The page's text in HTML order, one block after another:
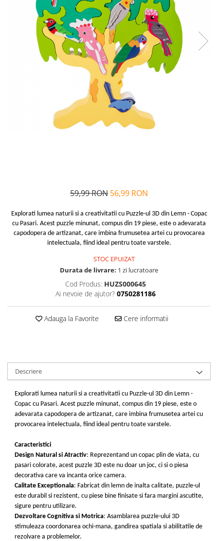
Alfabet si matematica
Jocuri de memorie si inteligenta
Seria Lectia de sanatate
Editura Litera
Editura Galaxia Copiilor
Colectia PIXI
Pisicile Războinice
Colectia Micul Paianjen Firicel
Atlase Enciclopedii
59,99 RON 56,99 RON
Explorati lumea naturii si a creativitatii cu Puzzle-ul 3D din Lemn - Copac
cu Pasari. Acest puzzle minunat, compus din 19 piese, este o adevarata
capodopera de artizanat, care imbina frumusetea artei cu provocarea
intelectuala, fiind ideal pentru toate varstele.
STOC EPUIZAT
Durata de livrare: 1 zi lucratoare
Cod Produs: HUZS000645
Ai nevoie de ajutor? 0750281186
Adauga la Favorite Cere informatii
Descriere
Explorati lumea naturii si a creativitatii cu Puzzle-ul 3D din Lemn -
Copac cu Pasari. Acest puzzle minunat, compus din 19 piese, este o
adevarata capodopera de artizanat, care imbina frumusetea artei cu
provocarea intelectuala, fiind ideal pentru toate varstele.
Caracteristici
Design Natural si Atractiv: Reprezentand un copac plin de viata, cu
pasari colorate, acest puzzle 3D este nu doar un joc, ci si o piesa
decorativa care va incanta orice camera.
Calitate Exceptionala: Fabricat din lemn de inalta calitate, puzzle-ul
este durabil si rezistent, cu piese bine finisate si fara margini ascutite,
sigure pentru utilizare.
Dezvoltare Cognitiva si Motrica: Asamblarea puzzle-ului 3D
stimuleaza coordonarea ochi-mana, gandirea spatiala si abilitatile de
rezolvare a problemelor.